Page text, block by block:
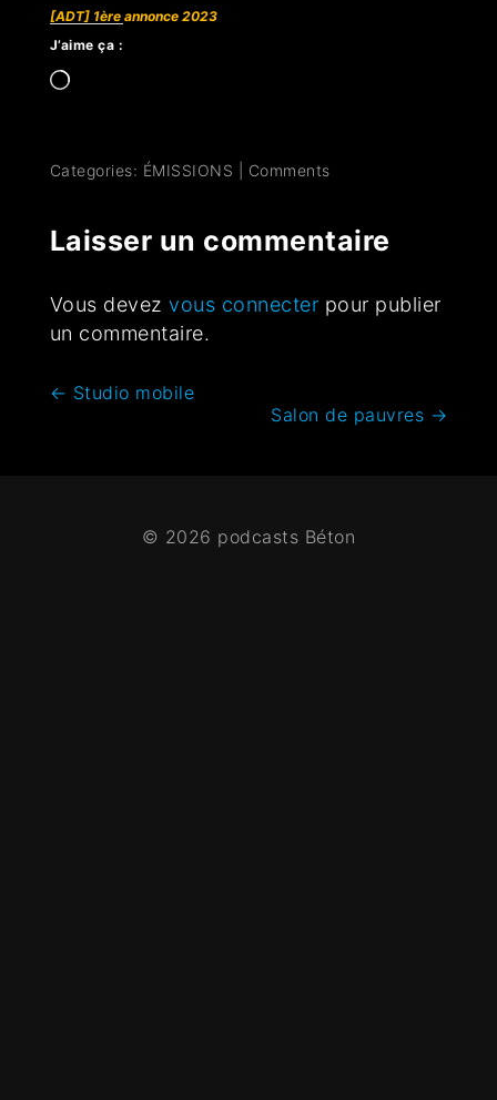
[ADT] 1ère annonce 2023
J’aime ça :
Categories: ÉMISSIONS Comments
Laisser un commentaire
Vous devezvous connecter pour publier
un commentaire.
← Studio mobile
Salon de pauvres →
© 2026 podcasts Béton